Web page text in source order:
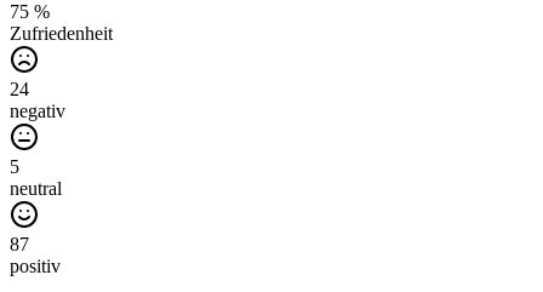
75 %
Zufriedenheit
24
negativ
5
neutral
87
positiv